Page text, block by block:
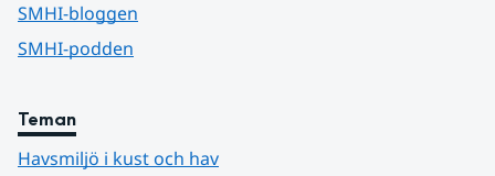
SMHI-bloggen
SMHI-podden
Teman
Havsmiljö i kust och hav